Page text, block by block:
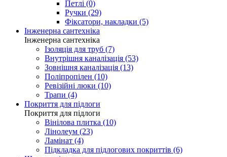
Петлі (0)
Ручки (29)
Фіксатори, накладки (5)
Інженерна сантехніка
Інженерна сантехніка
Ізоляція для труб (7)
Внутрішня каналізація (53)
Зовнішня каналізація (13)
Поліпропілен (10)
Ревізійні люки (10)
Трапи (4)
Покриття для підлоги
Покриття для підлоги
Вінілова плитка (10)
Лінолеум (23)
Ламінат (4)
Підкладка для підлогових покриттів (6)